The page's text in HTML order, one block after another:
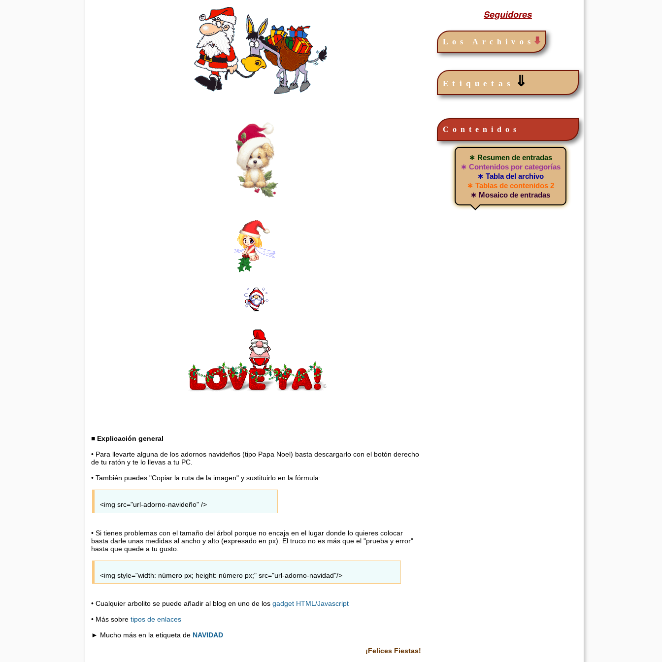
■ Explicación general
• Para llevarte alguna de los adornos navideños (tipo Papa Noel) basta descargarlo con el botón derecho
de tu ratón y te lo llevas a tu PC.
• También puedes "Copiar la ruta de la imagen" y sustituirlo en la fórmula:
<img src="url-adorno-navideño" />
• Si tienes problemas con el tamaño del árbol porque no encaja en el lugar donde lo quieres colocar
basta darle unas medidas al ancho y alto (expresado en px). El truco no es más que el "prueba y error"
hasta que quede a tu gusto.
<img style="width: número px; height: número px;" src="url-adorno-navidad"/>
• Cualquier arbolito se puede añadir al blog en uno de los gadget HTML/Javascript
• Más sobre tipos de enlaces
► Mucho más en la etiqueta de NAVIDAD
¡Felices Fiestas!
Seguidores
Los Archivos
Etiquetas ⇓
Contenidos
∗ Resumen de entradas
∗ Contenidos por categorías
∗ Tabla del archivo
∗ Tablas de contenidos 2
∗ Mosaico de entradas